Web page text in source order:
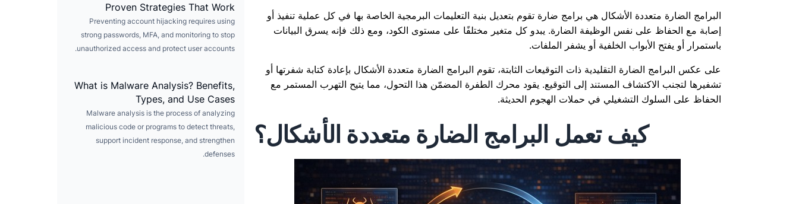
البرامج الضارة متعددة الأشكال هي برامج ضارة تقوم بتعديل بنية التعليمات البرمجية الخاصة بها في كل عملية تنفيذ أو
إصابة مع الحفاظ على نفس الوظيفة الضارة. يبدو كل متغير مختلفًا على مستوى الكود، ومع ذلك فإنه يسرق البيانات
باستمرار أو يفتح الأبواب الخلفية أو يشفر الملفات.
على عكس البرامج الضارة التقليدية ذات التوقيعات الثابتة، تقوم البرامج الضارة متعددة الأشكال بإعادة كتابة شفرتها أو
تشفيرها لتجنب الاكتشاف المستند إلى التوقيع. يقود محرك الطفرة المضمّن هذا التحول، مما يتيح التهرب المستمر مع
الحفاظ على السلوك التشغيلي في حملات الهجوم الحديثة.
كيف تعمل البرامج الضارة متعددة الأشكال؟
Proven Strategies That Work
Preventing account hijacking requires using
strong passwords, MFA, and monitoring to stop
unauthorized access and protect user accounts.
What is Malware Analysis? Benefits,
Types, and Use Cases
Malware analysis is the process of analyzing
malicious code or programs to detect threats,
support incident response, and strengthen
defenses.